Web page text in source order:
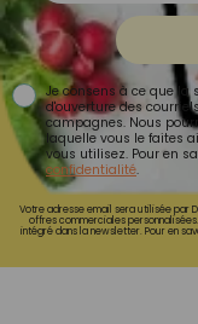
Je consens à ce que la
d'ouverture des
campagnes. Nous
laquelle vous le faites
vous utilisez. Pour en
confidentialité.
Votre adresse email sera utilisée par
offres commerciales
intégré dans la newsletter. Pour en